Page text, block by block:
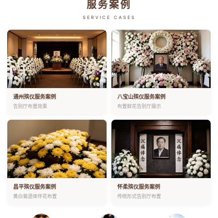
服务案例
SERVICE CASES
通州殡仪服务案例
告别厅布置效果
八宝山殡仪服务案例
布置鲜花告别厅展示
昌平殡仪服务案例
黄白菊遗体伴花布置
怀柔殡仪服务案例
传统形式告别厅布置